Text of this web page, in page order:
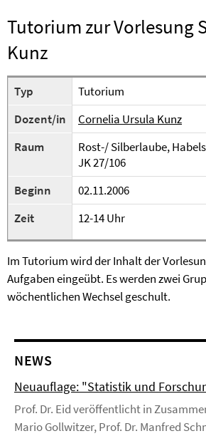
Tutorium zur Vorlesung
Kunz
Typ
Tutorium
Dozent/in
Cornelia Ursula Kunz
Raum
Rost-/ Silberlaube,
JK 27/106
Beginn
02.11.2006
Zeit
12-14 Uhr
Im Tutorium wird der Inhalt der
Aufgaben eingeübt. Es werden zwei
wöchentlichen Wechsel geschult.
NEWS
Neuauflage: "Statistik und
Prof. Dr. Eid veröffentlicht in
Mario Gollwitzer, Prof. Dr. Manfred